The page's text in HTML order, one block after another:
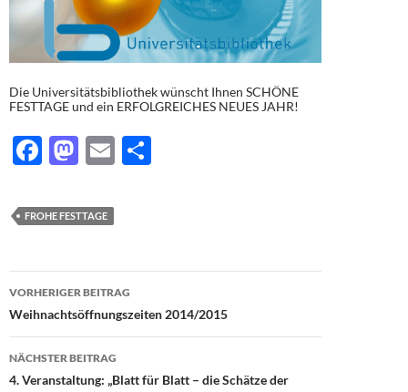
Die Universitätsbibliothek wünscht Ihnen SCHÖNE
FESTTAGE und ein ERFOLGREICHES NEUES JAHR!
F
e
b
o
o
k
M
to
d
o
n
E
FROHE FESTTAGE
Beitragsnavigation
VORHERIGER BEITRAG
Weihnachtsöffnungszeiten 2014/2015
NÄCHSTER BEITRAG
4. Veranstaltung: „Blatt für Blatt – die Schätze der